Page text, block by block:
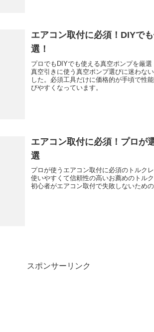
エアコン取付に必須！DIYで
選！
プロでもDIYでも使える真空ポンプを厳
真空引きに使う真空ポンプ選びに迷わな
した。必須工具だけに価格的が手頃で性
びやすくなっています。
エアコン取付に必須！プロが
選
プロが使うエアコン取付に必須のトルク
使いやすくて信頼性の高いお薦めのトル
初心者がエアコン取付で失敗しないための
スポンサーリンク